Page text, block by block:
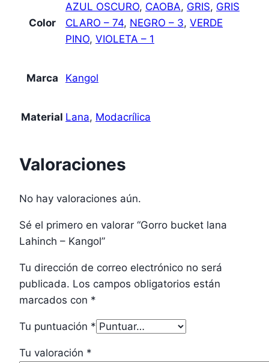
Color
AZUL OSCURO, CAOBA, GRIS, GRIS
CLARO – 74, NEGRO – 3, VERDE
PINO, VIOLETA – 1
Marca Kangol
Material Lana, Modacrílica
Valoraciones
No hay valoraciones aún.
Sé el primero en valorar “Gorro bucket lana
Lahinch – Kangol”
Tu dirección de correo electrónico no será
publicada. Los campos obligatorios están
marcados con *
Tu puntuación *
Tu valoración *